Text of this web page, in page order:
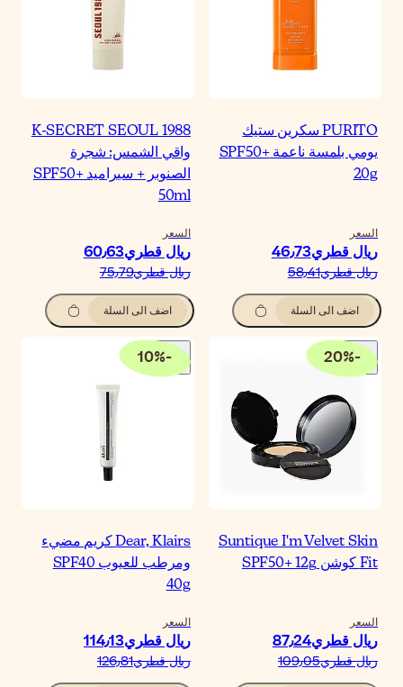
K-SECRET SEOUL 1988
واقي الشمس: شجرة
السعر
ريال قطري‏60٫63
ريال قطري‏75٫79
اضف الى السلة
10 %
Dear, Klairs كريم مضيء
ومرطب للعيوب SPF40
السعر
ريال قطري‏114٫13
ريال قطري‏126٫81